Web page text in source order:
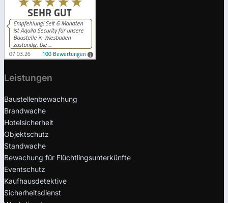
Leistungen
Baustellenbewachung
Brandwache
Hotelsicherheit
Objektschutz
Standwache
Bewachung für Flüchtlingsunterkünfte
Eventschutz
Kaufhausdetektive
Sicherheitsdienst